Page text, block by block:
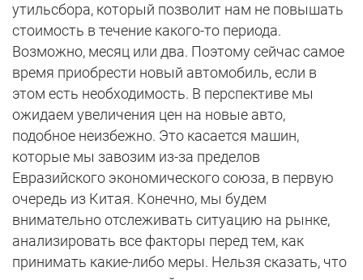
утильсбора, который позволит нам не повышать
стоимость в течение какого-то периода.
Возможно, месяц или два. Поэтому сейчас самое
время приобрести новый автомобиль, если в
этом есть необходимость. В перспективе мы
ожидаем увеличения цен на новые авто,
подобное неизбежно. Это касается машин,
которые мы завозим из-за пределов
Евразийского экономического союза, в первую
очередь из Китая. Конечно, мы будем
внимательно отслеживать ситуацию на рынке,
анализировать все факторы перед тем, как
принимать какие-либо меры. Нельзя сказать, что